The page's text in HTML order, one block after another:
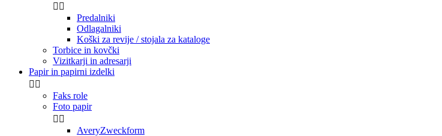
 
Predalniki
Odlagalniki
Koški za revije / stojala za kataloge
Torbice in kovčki
Vizitkarji in adresarji
Papir in papirni izdelki
 
Faks role
Foto papir
 
AveryZweckform